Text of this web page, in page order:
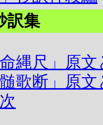
訳集
縄尺」原文
歌断」原文